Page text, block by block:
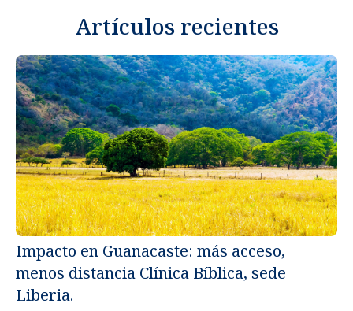
Artículos recientes
Impacto en Guanacaste: más acceso,
menos distancia Clínica Bíblica, sede
Liberia.